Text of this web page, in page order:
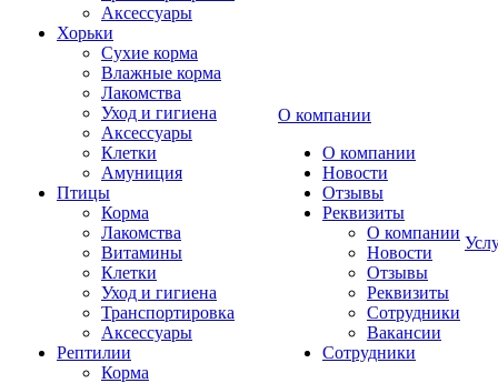
Аксессуары
Хорьки
Сухие корма
Влажные корма
Лакомства
Уход и гигиена
Аксессуары
Клетки
Амуниция
Птицы
Корма
Лакомства
Витамины
Клетки
Уход и гигиена
Транспортировка
Аксессуары
Рептилии
Корма
О компании
О компании
Новости
Отзывы
Реквизиты
О компании
Новости
Отзывы
Реквизиты
Сотрудники
Вакансии
Сотрудники